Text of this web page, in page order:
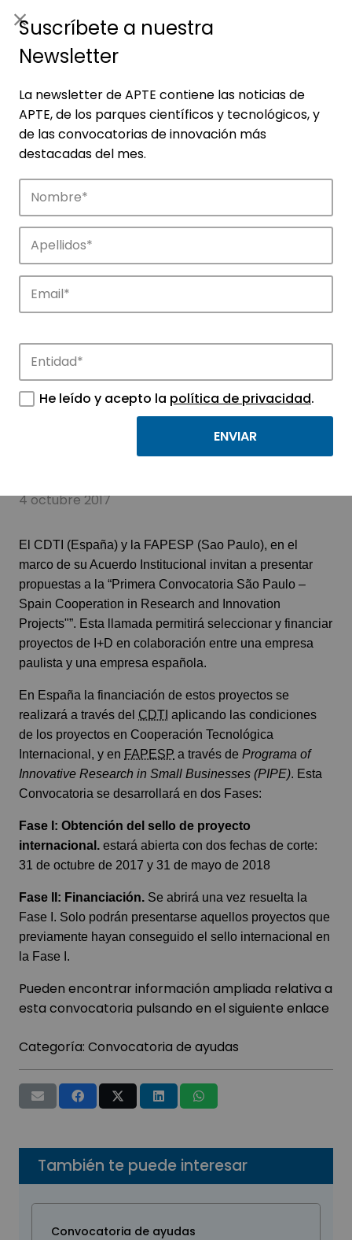
Noticias
Conoce las noticias más destacadas de
APTE y sus parques científicos y
Proyectos I+D entre
España y Brasil
4 octubre 2017
El CDTI (España) y la FAPESP (Sao Paulo), en el
marco de su Acuerdo Institucional invitan a presentar
propuestas a la “Primera Convocatoria São Paulo –
Spain Cooperation in Research and Innovation
Projects"”. Esta llamada permitirá seleccionar y financiar
proyectos de I+D en colaboración entre una empresa
paulista y una empresa española.
En España la financiación de estos proyectos se
realizará a través del CDTI aplicando las condiciones
de los proyectos en Cooperación Tecnológica
Internacional, y en FAPESP a través de Programa of
Innovative Research in Small Businesses (PIPE). Esta
Convocatoria se desarrollará en dos Fases:
Fase I: Obtención del sello de proyecto
internacional. estará abierta con dos fechas de corte:
31 de octubre de 2017 y 31 de mayo de 2018
Fase II: Financiación. Se abrirá una vez resuelta la
Fase I. Solo podrán presentarse aquellos proyectos que
previamente hayan conseguido el sello internacional en
la Fase I.
Pueden encontrar información ampliada relativa a
esta convocatoria pulsando en el siguiente enlace
Categoría: Convocatoria de ayudas
También te puede interesar
Convocatoria de ayudas
Suscríbete a nuestra
Newsletter
La newsletter de APTE contiene las noticias de
APTE, de los parques científicos y tecnológicos, y
de las convocatorias de innovación más
destacadas del mes.
He leído y acepto la política de privacidad.